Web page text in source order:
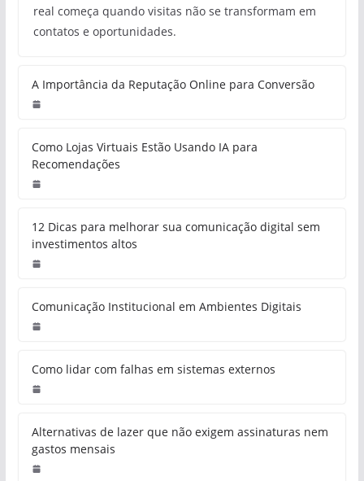
real começa quando visitas não se transformam em
contatos e oportunidades.
A Importância da Reputação Online para Conversão
Como Lojas Virtuais Estão Usando IA para
Recomendações
12 Dicas para melhorar sua comunicação digital sem
investimentos altos
Comunicação Institucional em Ambientes Digitais
Como lidar com falhas em sistemas externos
Alternativas de lazer que não exigem assinaturas nem
gastos mensais